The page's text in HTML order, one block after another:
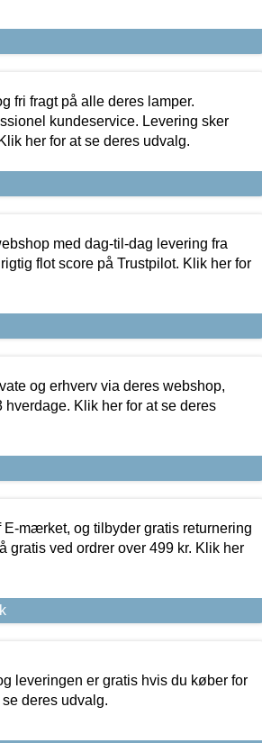
fri fragt på alle deres lamper.
kundeservice. Levering sker
her for at se deres udvalg.
med dag-til-dag levering fra
flot score på Trustpilot. Klik her for
og erhverv via deres webshop,
Klik her for at se deres
E-mærket, og tilbyder gratis returnering
gratis ved ordrer over 499 kr. Klik her
leveringen er gratis hvis du køber for
deres udvalg.